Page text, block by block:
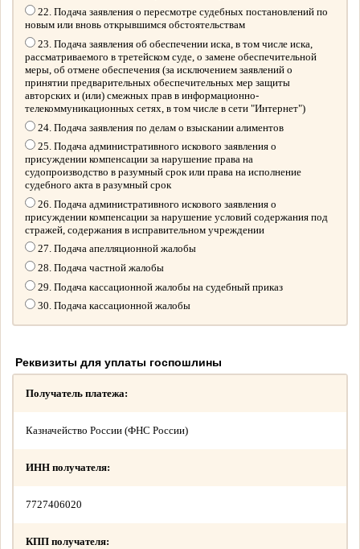
22. Подача заявления о пересмотре судебных постановлений по
новым или вновь открывшимся обстоятельствам
23. Подача заявления об обеспечении иска, в том числе иска,
рассматриваемого в третейском суде, о замене обеспечительной
меры, об отмене обеспечения (за исключением заявлений о
принятии предварительных обеспечительных мер защиты
авторских и (или) смежных прав в информационно-
телекоммуникационных сетях, в том числе в сети "Интернет")
24. Подача заявления по делам о взыскании алиментов
25. Подача административного искового заявления о
присуждении компенсации за нарушение права на
судопроизводство в разумный срок или права на исполнение
судебного акта в разумный срок
26. Подача административного искового заявления о
присуждении компенсации за нарушение условий содержания под
стражей, содержания в исправительном учреждении
27. Подача апелляционной жалобы
28. Подача частной жалобы
29. Подача кассационной жалобы на судебный приказ
30. Подача кассационной жалобы
Реквизиты для уплаты госпошлины
Получатель платежа:
Казначейство России (ФНС России)
ИНН получателя:
7727406020
КПП получателя: